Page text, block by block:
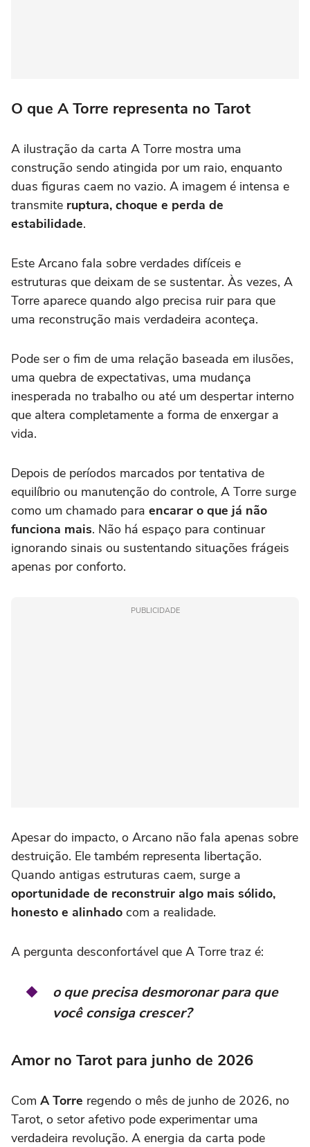
O que A Torre representa no Tarot
A ilustração da carta A Torre mostra uma
construção sendo atingida por um raio, enquanto
duas figuras caem no vazio. A imagem é intensa e
transmite ruptura, choque e perda de
estabilidade.
Este Arcano fala sobre verdades difíceis e
estruturas que deixam de se sustentar. Às vezes, A
Torre aparece quando algo precisa ruir para que
uma reconstrução mais verdadeira aconteça.
Pode ser o fim de uma relação baseada em ilusões,
uma quebra de expectativas, uma mudança
inesperada no trabalho ou até um despertar interno
que altera completamente a forma de enxergar a
vida.
Depois de períodos marcados por tentativa de
equilíbrio ou manutenção do controle, A Torre surge
como um chamado para encarar o que já não
funciona mais. Não há espaço para continuar
ignorando sinais ou sustentando situações frágeis
apenas por conforto.
PUBLICIDADE
Apesar do impacto, o Arcano não fala apenas sobre
destruição. Ele também representa libertação.
Quando antigas estruturas caem, surge a
oportunidade de reconstruir algo mais sólido,
honesto e alinhado com a realidade.
A pergunta desconfortável que A Torre traz é:
o que precisa desmoronar para que
você consiga crescer?
Amor no Tarot para junho de 2026
Com A Torre regendo o mês de junho de 2026, no
Tarot, o setor afetivo pode experimentar uma
verdadeira revolução. A energia da carta pode